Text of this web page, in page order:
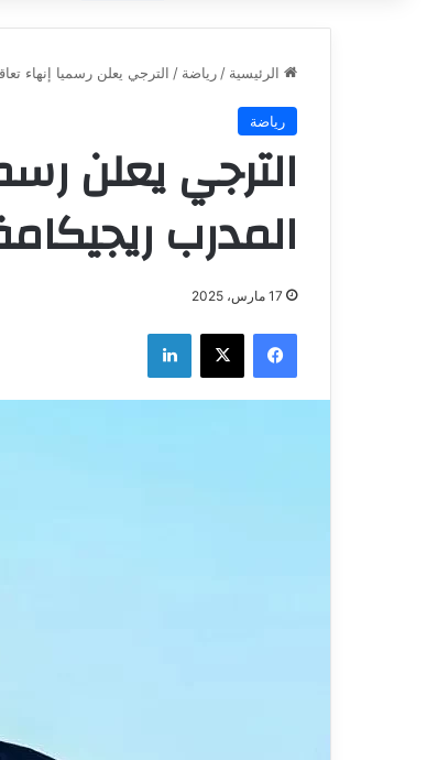
الرئيسية / رياضة / الترجي يعلن رسميا إنهاء
رياضة
الترجي يعلن
المدرب
17 مارس، 2025
فيسبوك ‫X لينكدإن